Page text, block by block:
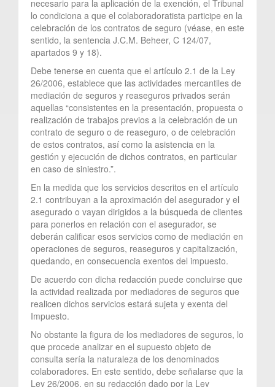
necesario para la aplicación de la exención, el Tribunal
lo condiciona a que el colaboradoratista participe en la
celebración de los contratos de seguro (véase, en este
sentido, la sentencia J.C.M. Beheer, C 124/07,
apartados 9 y 18).
Debe tenerse en cuenta que el artículo 2.1 de la Ley
26/2006, establece que las actividades mercantiles de
mediación de seguros y reaseguros privados serán
aquellas “consistentes en la presentación, propuesta o
realización de trabajos previos a la celebración de un
contrato de seguro o de reaseguro, o de celebración
de estos contratos, así como la asistencia en la
gestión y ejecución de dichos contratos, en particular
en caso de siniestro.”.
En la medida que los servicios descritos en el artículo
2.1 contribuyan a la aproximación del asegurador y el
asegurado o vayan dirigidos a la búsqueda de clientes
para ponerlos en relación con el asegurador, se
deberán calificar esos servicios como de mediación en
operaciones de seguros, reaseguros y capitalización,
quedando, en consecuencia exentos del impuesto.
De acuerdo con dicha redacción puede concluirse que
la actividad realizada por mediadores de seguros que
realicen dichos servicios estará sujeta y exenta del
Impuesto.
No obstante la figura de los mediadores de seguros, lo
que procede analizar en el supuesto objeto de
consulta sería la naturaleza de los denominados
colaboradores. En este sentido, debe señalarse que la
Ley 26/2006, en su redacción dado por la Ley